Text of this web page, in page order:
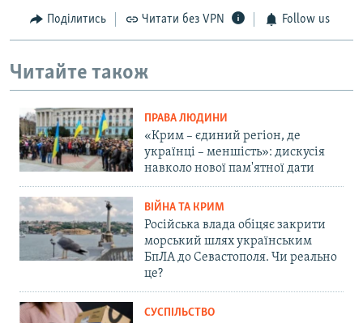
Поділитись Читати без VPN Follow us
Читайте також
ПРАВА ЛЮДИНИ
«Крим – єдиний регіон, де
українці – меншість»: дискусія
навколо нової пам'ятної дати
ВІЙНА ТА КРИМ
Російська влада обіцяє закрити
морський шлях українським
БпЛА до Севастополя. Чи реально
це?
СУСПІЛЬСТВО